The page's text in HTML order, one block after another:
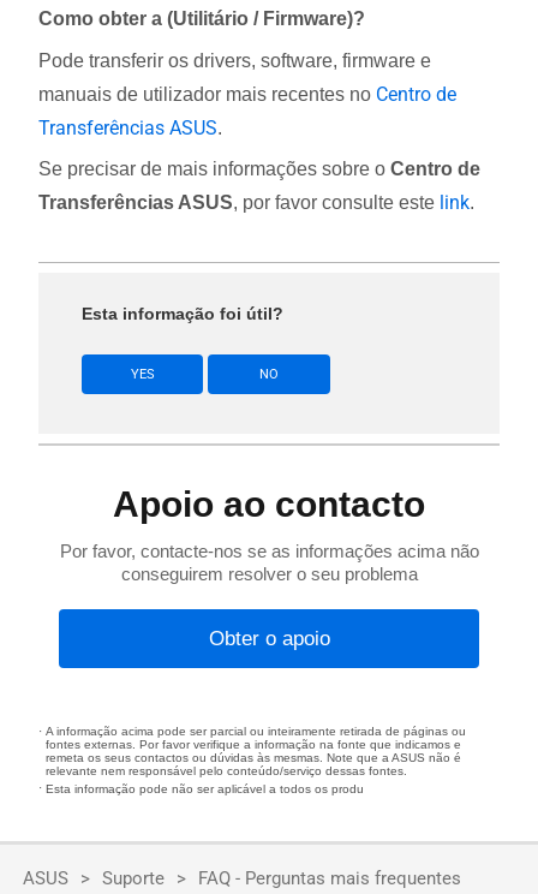
Como obter a (Utilitário / Firmware)?
Pode transferir os drivers, software, firmware e
manuais de utilizador mais recentes no Centro de
Transferências ASUS.
Se precisar de mais informações sobre o Centro de
Transferências ASUS, por favor consulte este link.
Esta informação foi útil?
YES NO
Apoio ao contacto
Por favor, contacte-nos se as informações acima não
conseguirem resolver o seu problema
Obter o apoio
A informação acima pode ser parcial ou inteiramente retirada de páginas ou
fontes externas. Por favor verifique a informação na fonte que indicamos e
remeta os seus contactos ou dúvidas às mesmas. Note que a ASUS não é
relevante nem responsável pelo conteúdo/serviço dessas fontes.
Esta informação pode não ser aplicável a todos os produ
ASUS Suporte FAQ - Perguntas mais frequentes